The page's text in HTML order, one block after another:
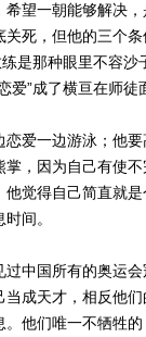
一朝能够解决，
死，但他的三个
是那种眼里不容
”成了横亘在师徒
一边游泳；他要
，因为自己有使
觉得自己简直就
间。
国所有的奥运会
成天才，相反他
他们唯一不牺牲的